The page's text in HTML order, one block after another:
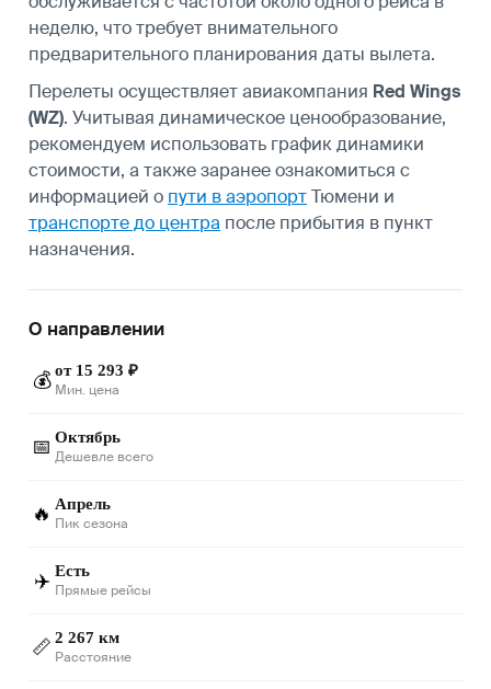
неделю, что требует внимательного
предварительного планирования даты вылета.
Перелеты осуществляет авиакомпания Red Wings
(WZ). Учитывая динамическое ценообразование,
рекомендуем использовать график динамики
стоимости, а также заранее ознакомиться с
информацией о пути в аэропортТюмени и
транспорте до центра после прибытия в пункт
назначения.
О направлении
💰 от 15 293 ₽
Мин. цена
📅 Октябрь
Дешевле всего
🔥 Апрель
Пик сезона
✈️ Есть
Прямые рейсы
📏 2 267 км
Расстояние